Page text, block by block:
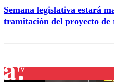
Semana legislativa estará
tramitación del proyecto de